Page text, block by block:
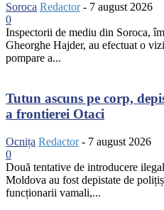
Soroca Redactor - 7 august 2026
0
Inspectorii de mediu din Soroca,
Gheorghe Hajder, au efectuat o
pompare a...
Tutun ascuns pe corp,
a frontierei Otaci
Ocnița Redactor - 7 august 2026
0
Două tentative de introducere
Moldova au fost depistate de
funcționarii vamali,...